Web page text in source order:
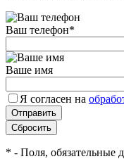
Ваш телефон*
Ваше имя
Я согласен на
* - Поля, обязательные